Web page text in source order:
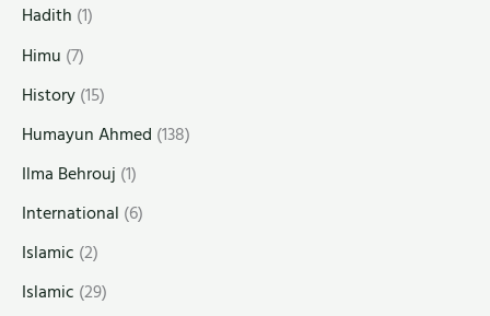
Hadith (1)
Himu (7)
History(15)
Humayun Ahmed (138)
Ilma Behrouj (1)
International (6)
Islamic (2)
Islamic (29)